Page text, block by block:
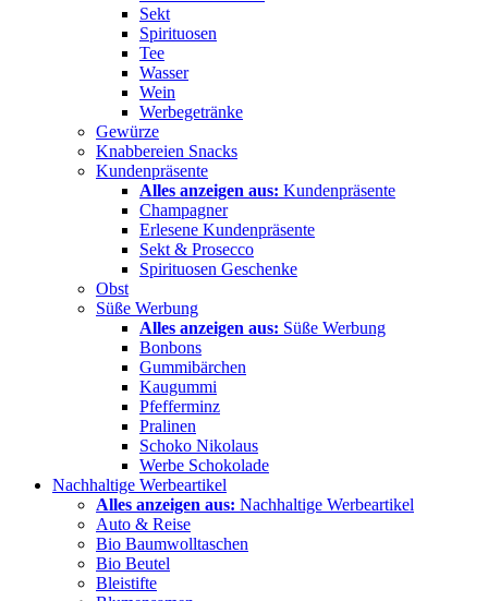
Sekt
Spirituosen
Tee
Wasser
Wein
Werbegetränke
Gewürze
Knabbereien Snacks
Kundenpräsente
Alles anzeigen aus: Kundenpräsente
Champagner
Erlesene Kundenpräsente
Sekt & Prosecco
Spirituosen Geschenke
Obst
Süße Werbung
Alles anzeigen aus: Süße Werbung
Bonbons
Gummibärchen
Kaugummi
Pfefferminz
Pralinen
Schoko Nikolaus
Werbe Schokolade
Nachhaltige Werbeartikel
Alles anzeigen aus: Nachhaltige Werbeartikel
Auto & Reise
Bio Baumwolltaschen
Bio Beutel
Bleistifte